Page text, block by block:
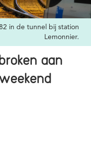
in de tunnel bij station
Lemonnier.
aan